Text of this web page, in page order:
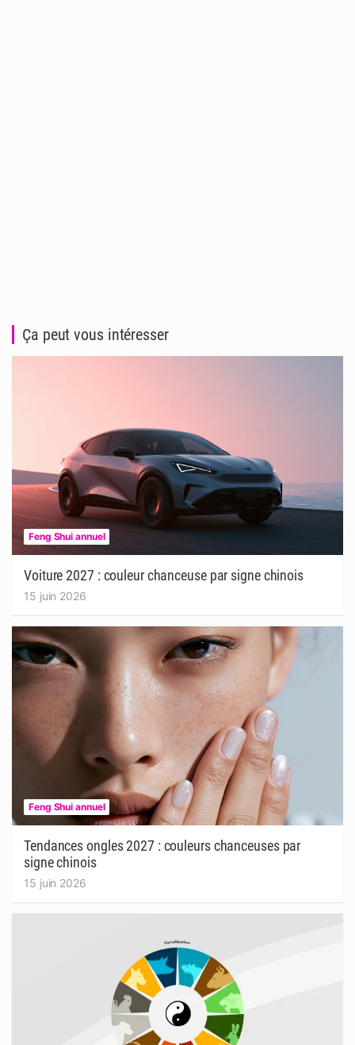
Ça peut vous intéresser
Feng Shui annuel
Voiture 2027 : couleur chanceuse par signe chinois
15 juin 2026
Feng Shui annuel
Tendances ongles 2027 : couleurs chanceuses par
signe chinois
15 juin 2026